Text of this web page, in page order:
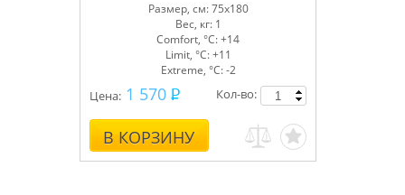
Размер, см: 75x180
Вес, кг: 1
Comfort, °С: +14
Limit, °С: +11
Extreme, °С: -2
Цена: 1 570
В КОРЗИНУ
Кол-во: